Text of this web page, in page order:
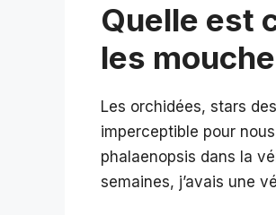
Quelle est
les
Les orchidées, stars
imperceptible pour
phalaenopsis dans la
semaines, j’avais une